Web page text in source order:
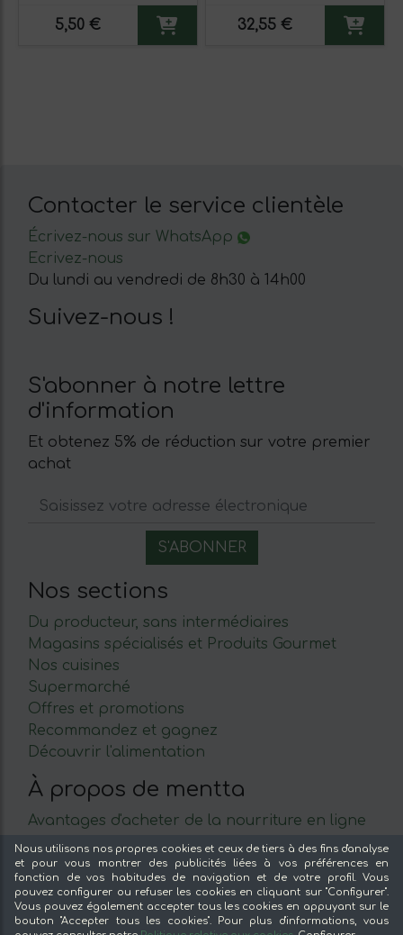
5,50 € 32,55 €
Contacter le service clientèle
Écrivez-nous sur WhatsApp
Ecrivez-nous
Du lundi au vendredi de 8h30 à 14h00
Suivez-nous !
S'abonner à notre lettre
d'information
Et obtenez 5% de réduction sur votre premier
achat
Nos sections
Du producteur, sans intermédiaires
Magasins spécialisés et Produits Gourmet
Nos cuisines
Supermarché
Offres et promotions
Recommandez et gagnez
Découvrir l'alimentation
À propos de mentta
Avantages d'acheter de la nourriture en ligne
dans mentta
Découvrez mentta
Blog de mentta
Vendez sur mentta
Loyauté
Nous utilisons nos propres cookies et ceux de tiers à des fins d'analyse
et pour vous montrer des publicités liées à vos préférences en
fonction de vos habitudes de navigation et de votre profil. Vous
pouvez configurer ou refuser les cookies en cliquant sur "Configurer".
Vous pouvez également accepter tous les cookies en appuyant sur le
bouton "Accepter tous les cookies". Pour plus d'informations, vous